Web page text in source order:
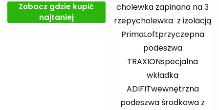
Zobacz gdzie kupić
najtaniej
cholewka zapinana na 3
rzepycholewka z izolacją
PrimaLoftprzyczepna
podeszwa
TRAXIONspecjalna
wkładka
ADIFITwewnętrzna
podeszwa środkowa z